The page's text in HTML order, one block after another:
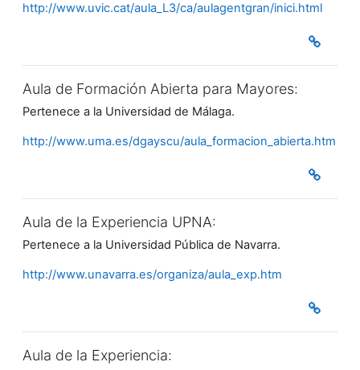
http://www.uvic.cat/aula_L3/ca/aulagentgran/inici.html
Aula de Formación Abierta para Mayores:
Pertenece a la Universidad de Málaga.
http://www.uma.es/dgayscu/aula_formacion_abierta.htm
Aula de la Experiencia UPNA:
Pertenece a la Universidad Pública de Navarra.
http://www.unavarra.es/organiza/aula_exp.htm
Aula de la Experiencia: